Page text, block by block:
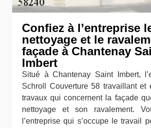
Confiez à l’entreprise
nettoyage et le
façade à Chantenay
Imbert
Situé à Chantenay Saint Imbert,
Schroll Couverture 58 travaillant et
travaux qui concernent la façade
nettoyage et son ravalement.
l’entreprise qui s’occupe le travail